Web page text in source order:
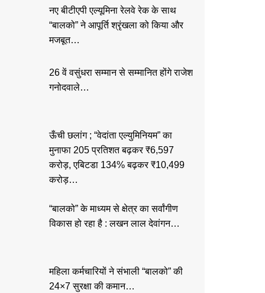
नए बीटीएपी एल्यूमिना रेलवे रेक के साथ
“बालको” ने आपूर्ति श्रृंखला को किया और
मजबूत…
26 वें वसुंधरा सम्मान से सम्मानित होंगे राजेश
गनोदवाले…
ऊँची छलांग ; “वेदांता एल्युमिनियम” का
मुनाफा 205 प्रतिशत बढ़कर ₹6,597
करोड़, एबिटडा 134% बढ़कर ₹10,499
करोड़…
“बालको” के माध्यम से क्षेत्र का सर्वांगीण
विकास हो रहा है : लखन लाल देवांगन…
महिला कर्मचारियों ने संभाली “बालको” की
24×7 सुरक्षा की कमान…